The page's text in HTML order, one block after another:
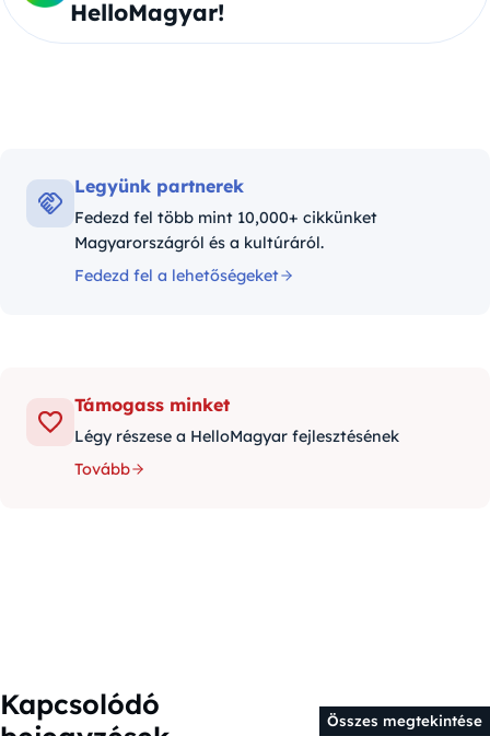
HelloMagyar!
Legyünk partnerek
Fedezd fel több mint 10,000+ cikkünket
Magyarországról és a kultúráról.
Fedezd fel a lehetőségeket
Támogass minket
Légy részese a HelloMagyar fejlesztésének
Tovább
Kapcsolódó
Összes megtekintése